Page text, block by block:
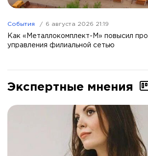
События 6 августа 2026 21:19
Как «Металлокомплект-М» повысил
управления филиальной сетью
Экспертные мнения